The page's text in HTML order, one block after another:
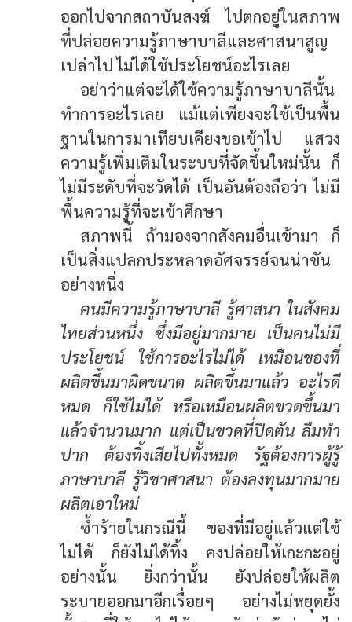
ออกไปจากสถาบันสงฆ์ ไปตกอยู่ในสภาพ
ที่ปล่อยความรู้ภาษาบาลีและศาสนาสูญ
เปล่าไป ไม่ได้ใช้ประโยชน์อะไรเลย
อย่าว่าแต่จะได้ใช้ความรู้ภาษาบาลีนั้น
ทำการอะไรเลย แม้แต่เพียงจะใช้เป็นพื้น
ฐานในการมาเทียบเคียงขอเข้าไป แสวง
ความรู้เพิ่มเติมในระบบที่จัดขึ้นใหม่นั้น ก็
ไม่มีระดับที่จะวัดได้ เป็นอันต้องถือว่า ไม่มี
พื้นความรู้ที่จะเข้าศึกษา
สภาพนี้ ถ้ามองจากสังคมอื่นเข้ามา ก็
เป็นสิ่งแปลกประหลาดอัศจรรย์จนน่าขัน
อย่างหนึ่ง
คนมีความรู้ภาษาบาลี รู้ศาสนา ในสังคม
ไทยส่วนหนึ่ง ซึ่งมีอยู่มากมาย เป็นคนไม่มี
ประโยชน์ ใช้การอะไรไม่ได้ เหมือนของที่
ผลิตขึ้นมาผิดขนาด ผลิตขึ้นมาแล้ว อะไรดี
หมด ก็ใช้ไม่ได้ หรือเหมือนผลิตขวดขึ้นมา
แล้วจำนวนมาก แต่เป็นขวดที่ปิดตัน ลืมทำ
ปาก ต้องทิ้งเสียไปทั้งหมด รัฐต้องการผู้รู้
ภาษาบาลี รู้วิชาศาสนา ต้องลงทุนมากมาย
ผลิตเอาใหม่
ซ้ำร้ายในกรณีนี้ ของที่มีอยู่แล้วแต่ใช้
ไม่ได้ ก็ยังไม่ได้ทิ้ง คงปล่อยให้เกะกะอยู่
อย่างนั้น ยิ่งกว่านั้น ยังปล่อยให้ผลิต
ระบายออกมาอีกเรื่อยๆ อย่างไม่หยุดยั้ง